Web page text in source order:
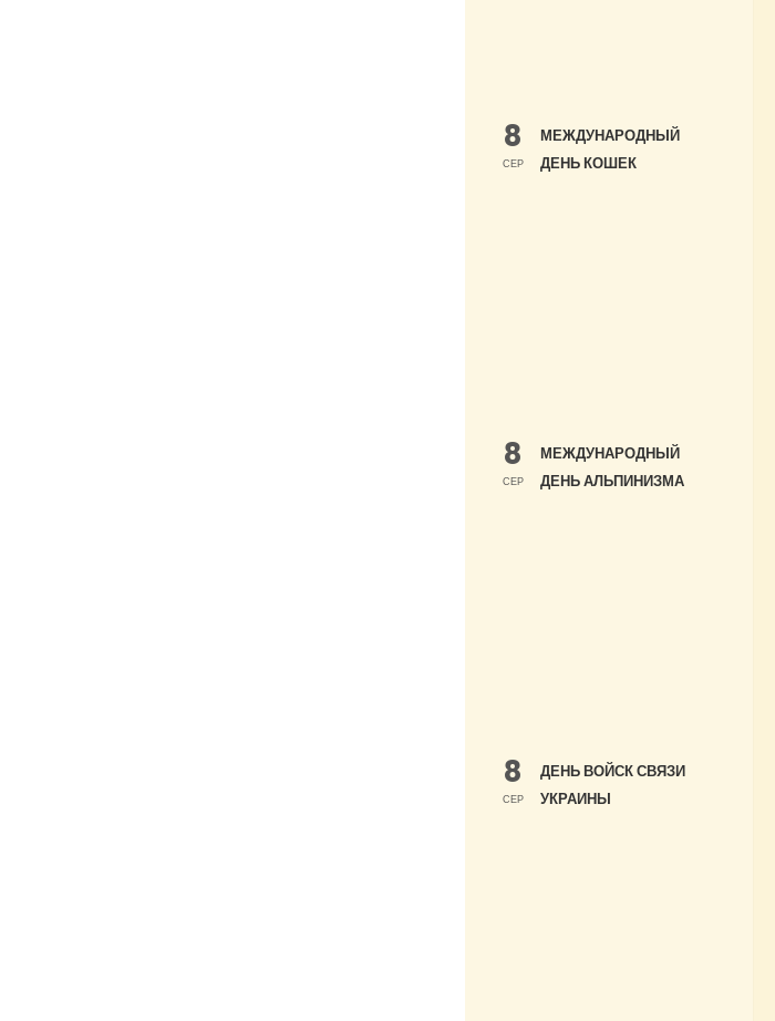
8
СЕР
МЕЖДУНАРОДНЫЙ
ДЕНЬ КОШЕК
8
СЕР
МЕЖДУНАРОДНЫЙ
ДЕНЬ АЛЬПИНИЗМА
8
СЕР
ДЕНЬ ВОЙСК СВЯЗИ
УКРАИНЫ